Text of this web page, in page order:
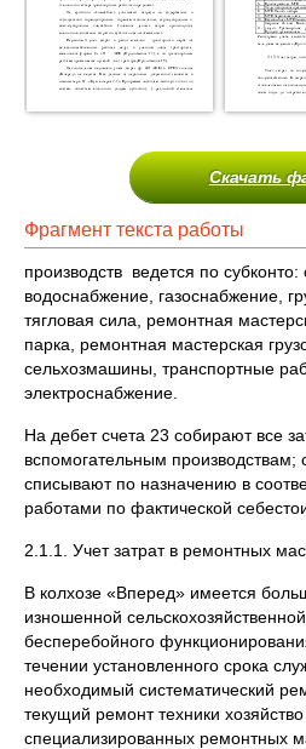
Скачать
Фрагмент текста работы
производств ведется по субконто:
водоснабжение, газоснабжение,
тягловая сила, ремонтная
парка, ремонтная мастерская
сельхозмашины, транспортные
электроснабжение.
На дебет счета 23 собирают все
вспомогательным производствам;
списывают по назначению в
работами по фактической
2.1.1. Учет затрат в ремонтных
В колхозе «Вперед» имеется
изношенной
бесперебойного
течении установленного срока
необходимый систематический
текущий ремонт техники
специализированных ремонтных